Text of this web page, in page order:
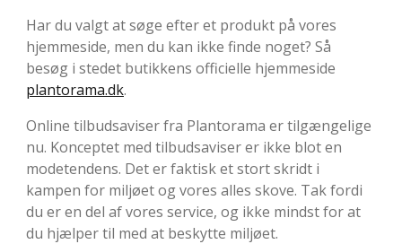
Har du valgt at søge efter et produkt på vores
hjemmeside, men du kan ikke finde noget? Så
besøg i stedet butikkens officielle hjemmeside
plantorama.dk.
Online tilbudsaviser fra Plantorama er tilgængelige
nu. Konceptet med tilbudsaviser er ikke blot en
modetendens. Det er faktisk et stort skridt i
kampen for miljøet og vores alles skove. Tak fordi
du er en del af vores service, og ikke mindst for at
du hjælper til med at beskytte miljøet.